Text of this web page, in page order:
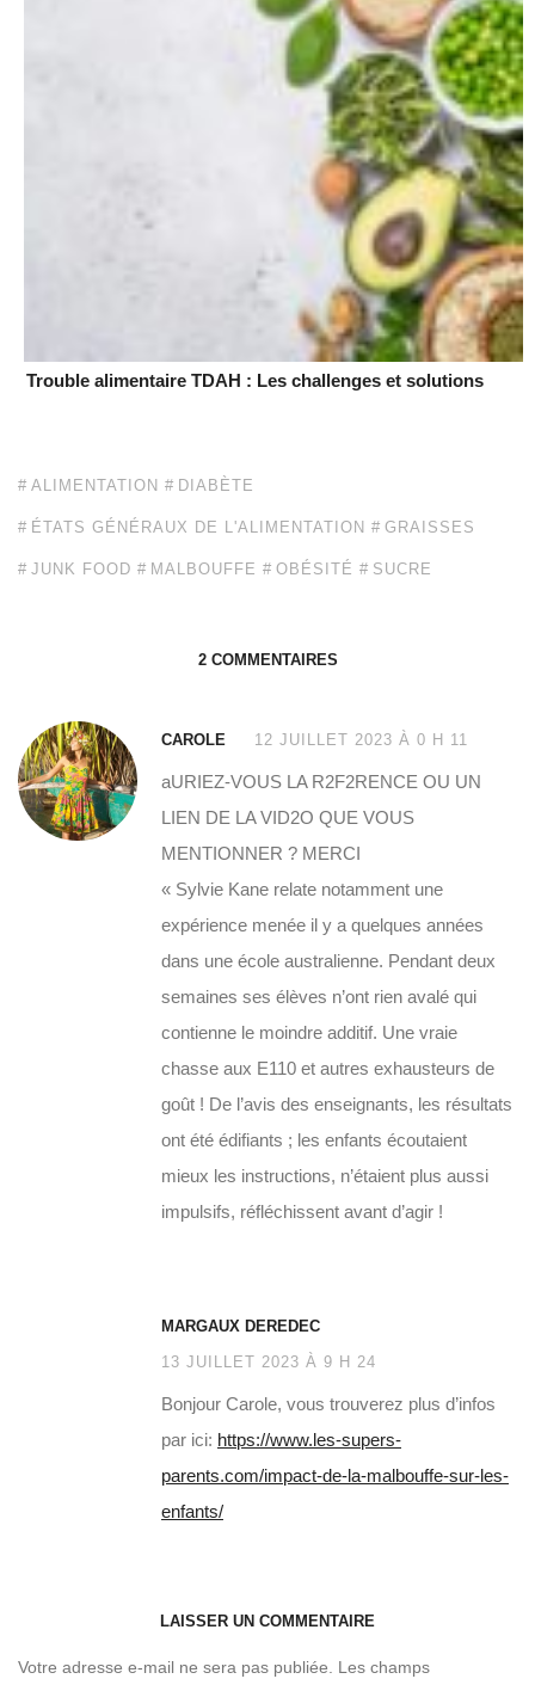
Trouble alimentaire TDAH : Les challenges et solutions
ALIMENTATION DIABÈTE
ÉTATS GÉNÉRAUX DE L'ALIMENTATION GRAISSES
JUNK FOOD MALBOUFFE OBÉSITÉ SUCRE
2 COMMENTAIRES
CAROLE 12 JUILLET 2023 À 0 H 11
aURIEZ-VOUS LA R2F2RENCE OU UN
LIEN DE LA VID2O QUE VOUS
MENTIONNER ? MERCI
« Sylvie Kane relate notamment une
expérience menée il y a quelques années
dans une école australienne. Pendant deux
semaines ses élèves n’ont rien avalé qui
contienne le moindre additif. Une vraie
chasse aux E110 et autres exhausteurs de
goût ! De l’avis des enseignants, les résultats
ont été édifiants ; les enfants écoutaient
mieux les instructions, n’étaient plus aussi
impulsifs, réfléchissent avant d’agir !
MARGAUX DEREDEC
13 JUILLET 2023 À 9 H 24
Bonjour Carole, vous trouverez plus d’infos
par ici: https://www.les-supers-
parents.com/impact-de-la-malbouffe-sur-les-
enfants/
LAISSER UN COMMENTAIRE
Votre adresse e-mail ne sera pas publiée. Les champs